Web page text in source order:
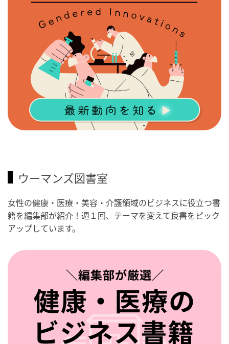
ウーマンズ図書室
女性の健康・医療・美容・介護領域のビジネスに役立つ書
籍を編集部が紹介！週１回、テーマを変えて良書をピック
アップしています。